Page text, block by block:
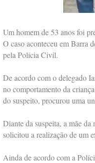
Um homem de 53 anos foi
O caso aconteceu em Barra
pela Polícia Civil.
De acordo com o delegado
no comportamento da
do suspeito, procurou uma
Diante da suspeita, a mãe
solicitou a realização de um
Ainda de acordo com a